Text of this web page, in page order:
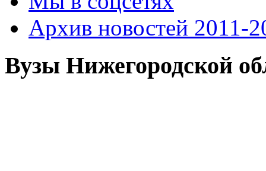
Архив новостей 2011-
Вузы Нижегородской